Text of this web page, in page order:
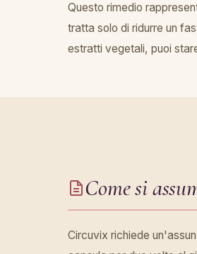
Questo rimedio
tratta solo di ridurre un
estratti vegetali, puoi
Come si
Circuvix richiede